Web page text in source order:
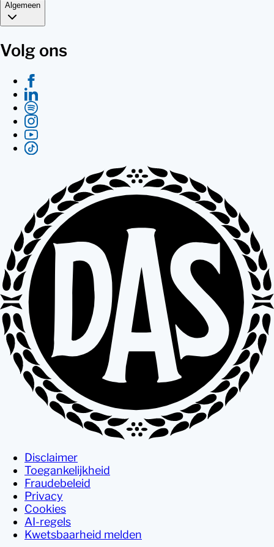
Algemeen
Volg ons
Disclaimer
Toegankelijkheid
Fraudebeleid
Privacy
Cookies
AI-regels
Kwetsbaarheid melden